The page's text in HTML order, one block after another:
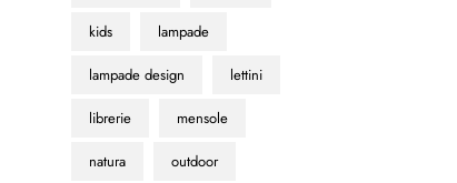
kids lampade
lampade design lettini
librerie mensole
natura outdoor